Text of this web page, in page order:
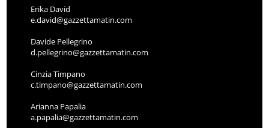
Erika David
e.david@gazzettamatin.com
Davide Pellegrino
d.pellegrino@gazzettamatin.com
Cinzia Timpano
c.timpano@gazzettamatin.com
Arianna Papalia
a.papalia@gazzettamatin.com